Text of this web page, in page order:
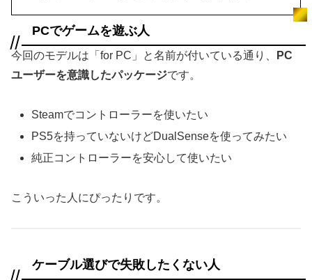
PCでゲームを遊ぶ人
今回のモデルは「for PC」と名前が付いている通り、
PC
ユーザーを意識したパッケージです。
Steamでコントローラーを使いたい
PS5を持っていないけどDualSenseを使ってみたい
純正コントローラーを安心して使いたい
こういった人にぴったりです。
ケーブル選びで失敗したくない人